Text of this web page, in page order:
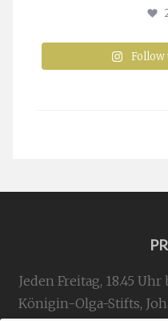
Follow
Jeden Freitag, 18.45
Königin-Olga-Stifts,